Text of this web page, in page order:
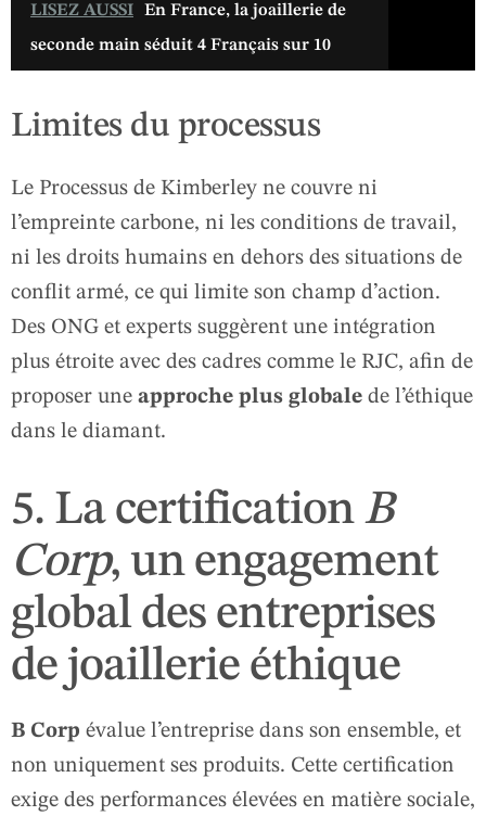
LISEZ AUSSI
En France, la joaillerie de
seconde main séduit 4 Français sur 10
Limites du processus
Le Processus de Kimberley ne couvre ni
l’empreinte carbone, ni les conditions de travail,
ni les droits humains en dehors des situations de
conflit armé, ce qui limite son champ d’action.
Des ONG et experts suggèrent une intégration
plus étroite avec des cadres comme le RJC, afin de
proposer une approche plus globale de l’éthique
dans le diamant.
5. La certification B
Corp, un engagement
global des entreprises
de joaillerie éthique
B Corp évalue l’entreprise dans son ensemble, et
non uniquement ses produits. Cette certification
exige des performances élevées en matière sociale,